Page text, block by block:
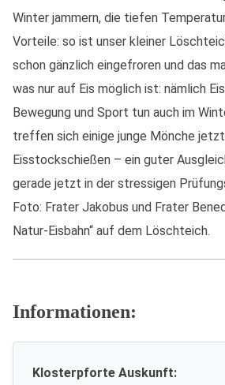
Winter jammern, die tiefen
Vorteile: so ist unser kleiner
schon gänzlich eingefroren und das
was nur auf Eis möglich ist: nämlich
Bewegung und Sport tun auch im
treffen sich einige junge Mönche
Eisstockschießen – ein guter
gerade jetzt in der stressigen
Foto: Frater Jakobus und Frater
Natur-Eisbahn“ auf dem Löschteich.
Informationen:
Klosterpforte Auskunft: